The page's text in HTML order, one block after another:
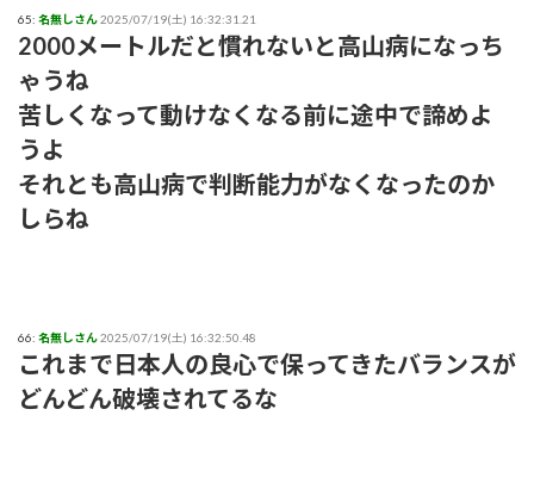
65: 名無しさん2025/07/19(土) 16:32:31.21
2000メートルだと慣れないと高山病になっち
ゃうね
苦しくなって動けなくなる前に途中で諦めよ
うよ
それとも高山病で判断能力がなくなったのか
しらね
66: 名無しさん2025/07/19(土) 16:32:50.48
これまで日本人の良心で保ってきたバランスが
どんどん破壊されてるな